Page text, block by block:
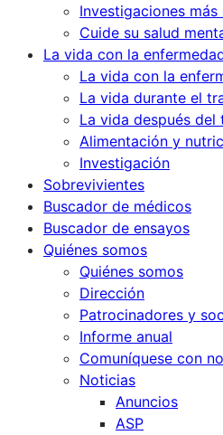
Investigaciones más
Cuide su salud
La vida con la
La vida con la
La vida durante el
La vida después del
Alimentación y
Investigación
Sobrevivientes
Buscador de médicos
Buscador de ensayos
Quiénes somos
Quiénes somos
Dirección
Patrocinadores y
Informe anual
Comuníquese con
Noticias
Anuncios
ASP